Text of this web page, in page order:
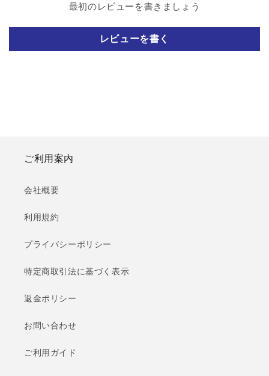
最初のレビューを書きましょう
レビューを書く
ご利用案内
会社概要
利用規約
プライバシーポリシー
特定商取引法に基づく表示
返金ポリシー
お問い合わせ
ご利用ガイド